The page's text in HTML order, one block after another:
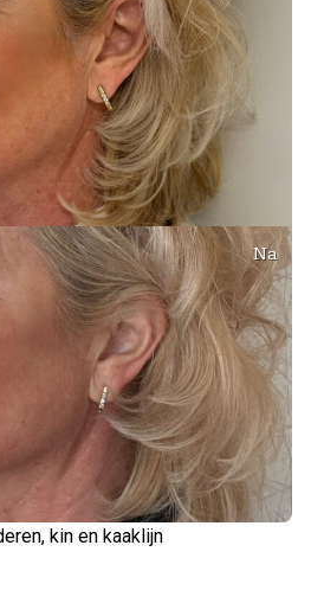
Na
kin en kaaklijn